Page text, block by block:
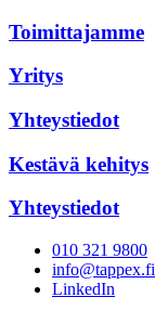
Toimittajamme
Yritys
Yhteystiedot
Kestävä kehitys
Yhteystiedot
010 321 9800
info@tappex.fi
LinkedIn